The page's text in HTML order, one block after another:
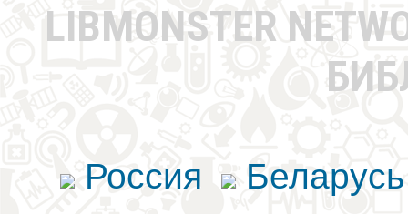
LIBMONSTER
Россия
Беларусь